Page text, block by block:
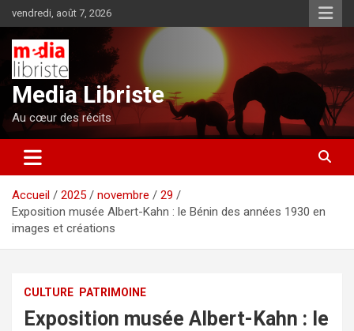
au
contenu
vendredi, août 7, 2026
Media Libriste
Au cœur des récits
Accueil 2025 novembre
29
Exposition musée Albert-Kahn : le Bénin des années 1930 en
images et créations
CULTURE PATRIMOINE
Exposition musée Albert-Kahn : le